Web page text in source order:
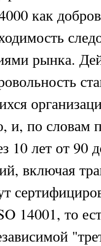
как
рынка.
и, по словам
10 лет от 90
включая
14001, то